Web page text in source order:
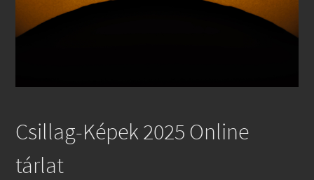
Csillag-Képek 2025 Online
tárlat